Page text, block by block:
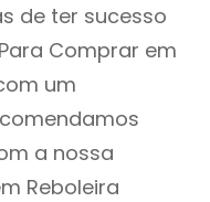
de ter sucesso
Comprar em
um
a nossa
Reboleira